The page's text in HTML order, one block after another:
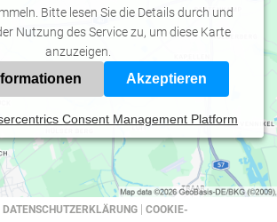
Bitte lesen Sie die Details durch und
Nutzung des Service zu, um diese Karte
anzuzeigen.
Akzeptieren
Consent Management Platform
DATENSCHUTZERKLÄRUNG |COOKIE-